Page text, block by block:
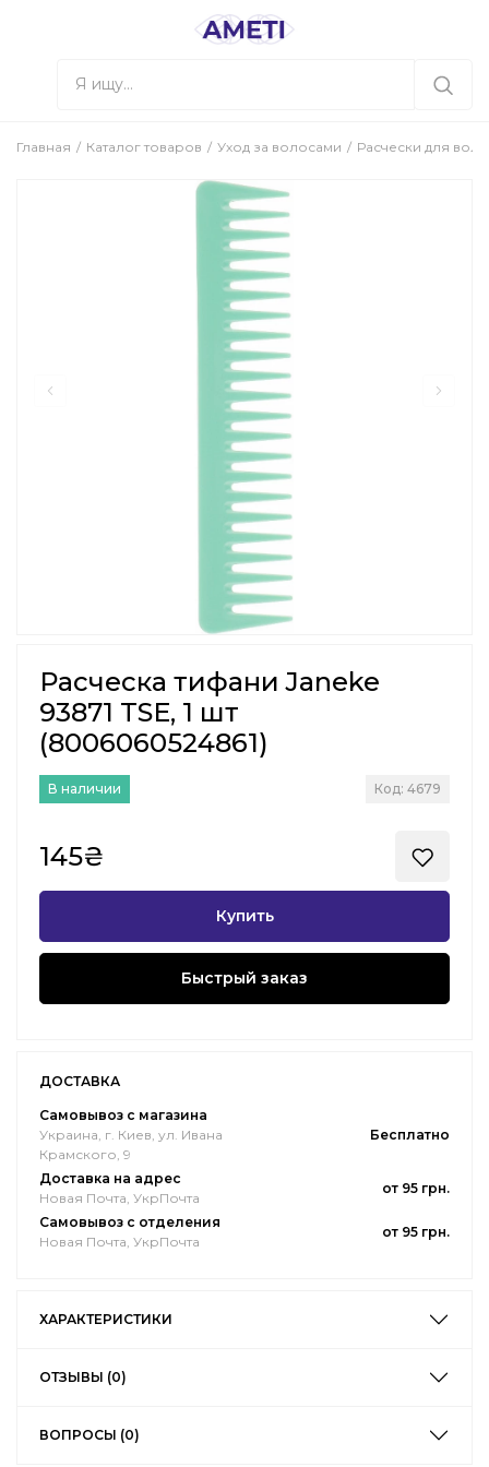
Главная Каталог товаров Уход за волосами Расчески для
Расческа тифани Janeke
93871 TSE, 1 шт
(8006060524861)
В наличии Код: 4679
145₴
Купить
Быстрый заказ
ДОСТАВКА
Самовывоз с магазина
Украина, г. Киев, ул. Ивана
Крамского, 9
Бесплатно
Доставка на адрес
Новая Почта, УкрПочта
от 95 грн.
Самовывоз с отделения
Новая Почта, УкрПочта
от 95 грн.
ХАРАКТЕРИСТИКИ
ОТЗЫВЫ (0)
ВОПРОСЫ (0)